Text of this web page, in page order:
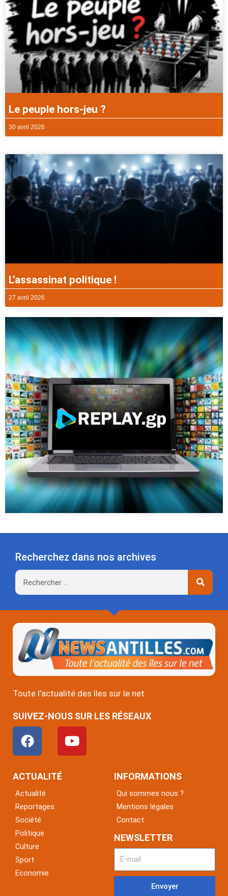
Le peuple hors-jeu ?
30 avril 2026
L’assassinat politique !
27 avril 2026
Recherchez dans nos archives
Rechercher
Toute l’actualité des îles sur le net
SUIVEZ-NOUS SUR LES RÉSEAUX
F
a
c
e
o
o
k
Y
o
u
ACTUALITÉ
Actualité
Reportages
Société
Politique
Culture
Sport
Economie
INFORMATIONS
Qui sommes nous ?
Mentions légales
Contact
NEWSLETTER
Envoyer